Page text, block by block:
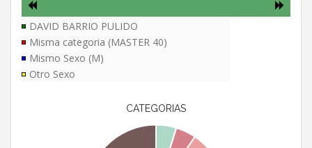
DAVID BARRIO PULIDO
Misma categoria (MASTER 40)
Mismo Sexo (M)
Otro Sexo
CATEGORIAS